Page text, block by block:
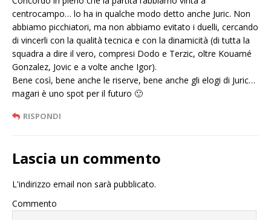
centrocampo… lo ha in qualche modo detto anche Juric. Non
abbiamo picchiatori, ma non abbiamo evitato i duelli, cercando
di vincerli con la qualità tecnica e con la dinamicità (di tutta la
squadra a dire il vero, compresi Dodo e Terzic, oltre Kouamé
Gonzalez, Jovic e a volte anche Igor).
Bene così, bene anche le riserve, bene anche gli elogi di Juric…
magari è uno spot per il futuro 🙂
RISPONDI
Lascia un commento
L'indirizzo email non sarà pubblicato.
Commento